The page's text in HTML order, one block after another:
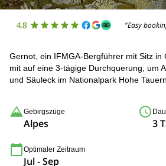
4.8 "Easy
Gernot, ein IFMGA-Bergführer mit Sitz in
mit auf eine 3-tägige Durchquerung, um
und Säuleck im Nationalpark Hohe
Gebirgszüge
Alpes 3
Optimaler Zeitraum
Jul - Sep